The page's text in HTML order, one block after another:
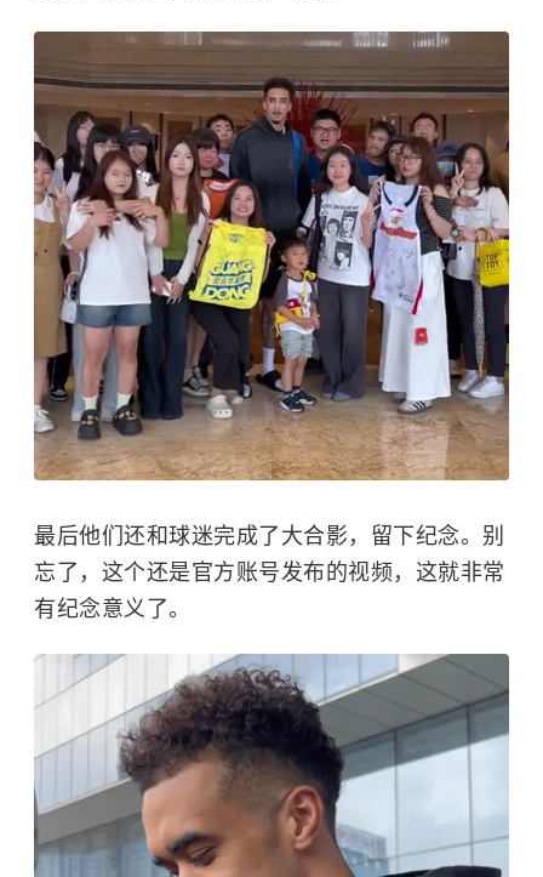
最后他们还和球迷完成了大合影，留下纪念。别
忘了，这个还是官方账号发布的视频，这就非常
有纪念意义了。